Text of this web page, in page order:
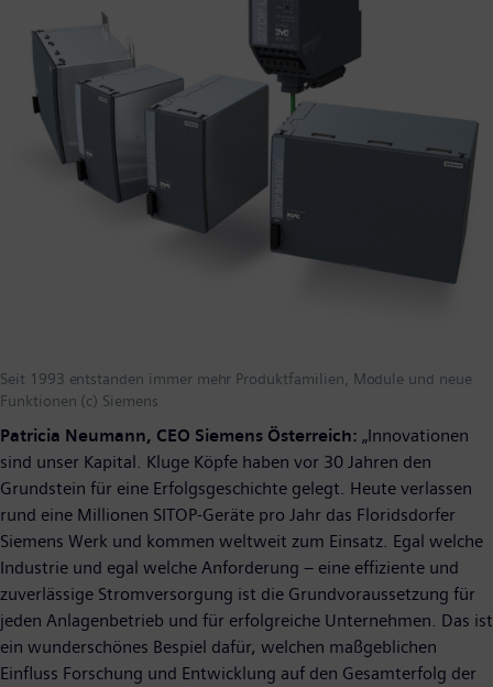
Seit 1993 entstanden immer mehr Produktfamilien, Module und neue
Funktionen (c) Siemens
Patricia Neumann, CEO Siemens Österreich: „Innovationen
sind unser Kapital. Kluge Köpfe haben vor 30 Jahren den
Grundstein für eine Erfolgsgeschichte gelegt. Heute verlassen
rund eine Millionen SITOP-Geräte pro Jahr das Floridsdorfer
Siemens Werk und kommen weltweit zum Einsatz. Egal welche
Industrie und egal welche Anforderung – eine effiziente und
zuverlässige Stromversorgung ist die Grundvoraussetzung für
jeden Anlagenbetrieb und für erfolgreiche Unternehmen. Das ist
ein wunderschönes Bespiel dafür, welchen maßgeblichen
Einfluss Forschung und Entwicklung auf den Gesamterfolg der